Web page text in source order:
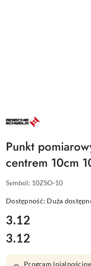
NAZWA
PRODUCENTA:
Punkt
centrem 10cm
Symbol: 10ZSO-10
Dostępność: Duża
cena:
3.12
Cena:
3.12
Program